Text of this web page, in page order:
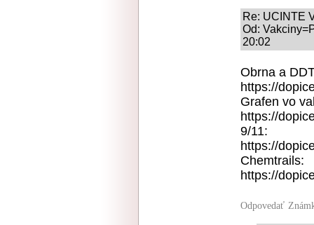
Re: UCINTE
Od:
20:02
Obrna a
https://
Grafen vo
https://
9/11:
https://
Chemtrails:
https://
Odpovedať